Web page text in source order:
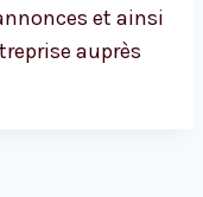
et ainsi
auprès